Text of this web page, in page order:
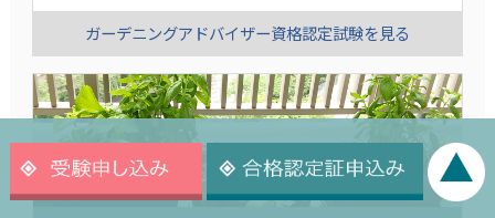
ガーデニングアドバイザー資格認定試験を見る